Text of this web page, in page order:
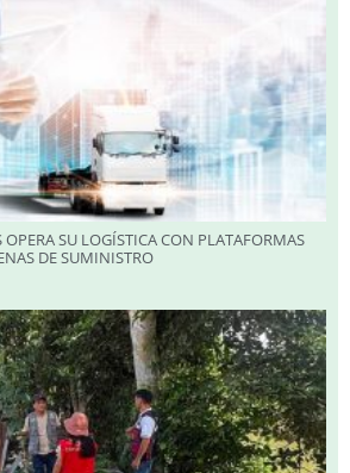
OPERA SU LOGÍSTICA CON PLATAFORMAS
DE SUMINISTRO